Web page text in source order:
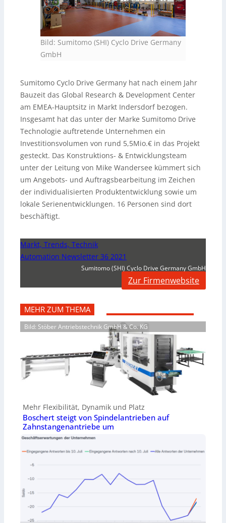
Bild: Sumitomo (SHI) Cyclo Drive Germany
GmbH
Sumitomo Cyclo Drive Germany hat nach einem Jahr
Bauzeit das Global Research & Development Center
am EMEA-Hauptsitz in Markt Indersdorf bezogen.
Insgesamt hat das unter der Marke Sumitomo Drive
Technologie auftretende Unternehmen ein
Investitionsvolumen von rund 5,5Mio.€ in das Projekt
gesteckt. Das Konstruktions- & Entwicklungsteam
unter der Leitung von Mike Wandersee kümmert sich
um Angebots- und Auftragsbearbeitung im Zeichen
der individualisierten Produktentwicklung sowie um
lokale Serienentwicklungen. 16 Personen sind dort
beschäftigt.
Markt, Trends, Technik
Automation Newsletter 36 2021
Sumitomo (SHI) Cyclo Drive Germany GmbH
Zur Firmenwebsite
MEHR ZUM THEMA
Bild: Stöber Antriebstechnik GmbH & Co. KG
Mehr Flexibilität, Dynamik und Platz
Boschert steigt von Spindelantrieben auf
Zahnstangenantriebe um